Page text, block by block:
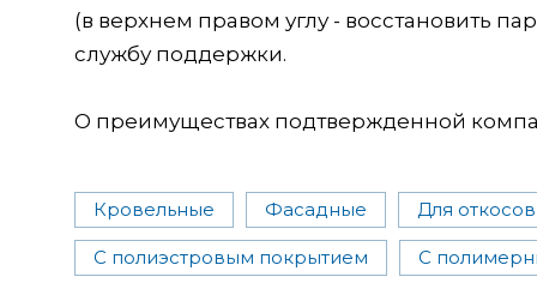
(в верхнем правом углу - восстановить
службу поддержки.
О преимуществах подтвержденной
Кровельные Фасадные Для откосов
С полиэстровым покрытием С